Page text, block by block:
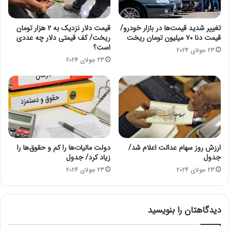
نوشته “۵۰۰” که نشان‌دهنده تعداد شیرون‌های تولیدشده در این ۸
سال است، در قسمت زیرین بال عقب، روی موتور هیولای ۸ لیتری
W-۱۶ و همچنین روی قسمت مرکزی چرخ‌ها با دست نوشته‌شده
است. بوگاتی فرصت را از دست نداد تا پرچم فرانسه را روی آینه‌های
جانبی قرار دهد تا به محل تولد شیرون اشاره کند.
ه
ج
د
ی
د
ا
ت
ک
ا
ر
ر
ا
ب
ی
ی
ر
د
/
ج
د
تغییر شدید قیمت‌ها در بازار خودرو/
قیمت دنا ۷۰ میلیون تومان ریخت
23 جولای 2024
قیمت دلار نزدیک به ۲ هزار تومان
ریخت/ کف قیمتی دلار چه عددی
است؟
23 جولای 2024
ارزش روز سهام عدالت اعلام شد/
جدول
23 جولای 2024
دولت مالیات‌ها را کم و حقوق‌ها را
زیاد کرد/ جدول
23 جولای 2024
دیدگاهتان را بنویسید